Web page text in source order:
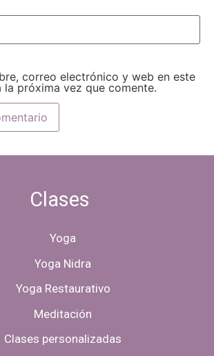
correo electrónico y web en este
la próxima vez que comente.
Clases
Yoga
Yoga Nidra
Yoga Restaurativo
Meditación
Clases personalizadas